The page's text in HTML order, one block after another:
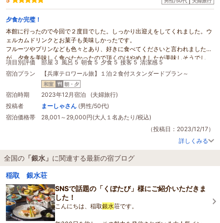
代毎にアクティブに楽しめる、とてもコスパの良い宿だと思いました。
夕食か完璧！
本館に行ったので今回で２度目でした。しっかり出迎えをしてくれました。ウ
ェルカムドリンクとお菓子も美味しかったです。
フルーツやプリンなども色々とあり、好きに食べてくださいと言われました
が、夕食を美味しく食べたかったので頂くのはやめましたが美味しそうでし
た。
お部屋は4階でした。
エレベーターが3階までしかないので少しだけ階段の登り降りがありました。
本館のお風呂に一度だけ行けるということで、行きました。
金水と
の温泉があり、金水は濁っていてとても良かったです。
なかなか冷めないので芯から温まってるのを実感しました。
一番良かったのはお食事でした。
多くては、残すのが勿体なく苦しくなりますし少ないと物足りないのですが、
サッパリと美味しく食べられる物ばかりで、量もあったのでしょうが、最後ま
で飽きずに楽しんで美味しく頂けました。
ゴールド会員で沢山旅行していますが、夕食のバランスは過去最高でした。朝
食は和食か洋食か？3種類から選べるようになっていて和食にしました。程よ
い量で美味しく頂きました。常にお代わりは大丈夫ですか？と声がけをされて
いました。
一つ欲を言えば、自動販売機などがないので夜中に何か飲みたいな、となった
時に部屋の冷蔵庫の中の物だけだったので、あったら良いなと思いました。全
項目別評価 部屋 3 風呂 5 朝食 5 夕食 5 接客 5 清潔感 5
宿泊プラン
【兵庫テロワール旅】１泊２食付スタンダードプラン～
和室 朝・夕
宿泊時期
2023年12月宿泊 (夫婦旅行)
投稿者
まーしゃさん (男性/50代)
宿泊価格帯
28,001～29,000円(大人１名あたり/税込)
（投稿日：2023/12/17）
詳しくみる
全国の 「銀水」 に関連する最新の宿ブログ
稲取 銀水荘
SNSで話題の「くぼたび」様にご紹介いただきま
した！
こんにちは、稲取銀水荘です。